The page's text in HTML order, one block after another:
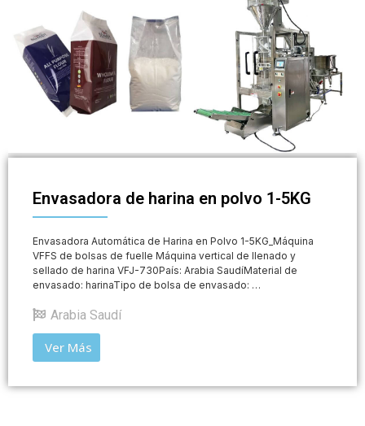
Envasadora de harina en polvo 1-5KG
Envasadora Automática de Harina en Polvo 1-5KG_Máquina
VFFS de bolsas de fuelle Máquina vertical de llenado y
sellado de harina VFJ-730País: Arabia SaudíMaterial de
envasado: harinaTipo de bolsa de envasado: …
Arabia Saudí
Ver Más